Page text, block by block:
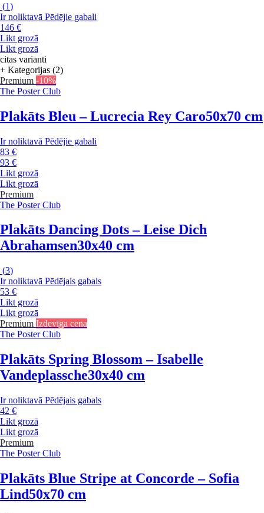
(1)
Ir noliktavā Pēdējie gabali
146 €
Likt grozā
Likt grozā
citas varianti
+ Kategorijas (2)
Premium -10%
The Poster Club
Plakāts Bleu – Lucrecia Rey Caro50x70 cm
Ir noliktavā Pēdējie gabali
83 €
93 €
Likt grozā
Likt grozā
Premium
The Poster Club
Plakāts Dancing Dots – Leise Dich
Abrahamsen30x40 cm
(3)
Ir noliktavā Pēdējais gabals
53 €
Likt grozā
Likt grozā
Premium Izdevīga cena
The Poster Club
Plakāts Spring Blossom – Isabelle
Vandeplassche30x40 cm
Ir noliktavā Pēdējais gabals
42 €
Likt grozā
Likt grozā
Premium
The Poster Club
Plakāts Blue Stripe at Concorde – Sofia
Lind50x70 cm